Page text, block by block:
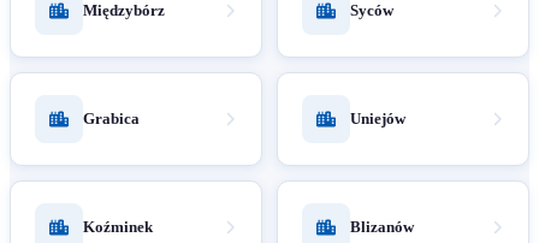
Międzybórz Syców
Grabica Uniejów
Koźminek Blizanów